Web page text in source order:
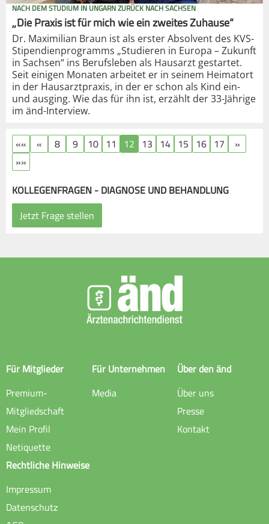
NACH DEM STUDIUM IN UNGARN ZURÜCK NACH SACHSEN
„Die Praxis ist für mich wie ein zweites Zuhause“
Dr. Maximilian Braun ist als erster Absolvent des KVS-
Stipendienprogramms „Studieren in Europa – Zukunft
in Sachsen“ ins Berufsleben als Hausarzt gestartet.
Seit einigen Monaten arbeitet er in seinem Heimatort
in der Hausarztpraxis, in der er schon als Kind ein-
und ausging. Wie das für ihn ist, erzählt der 33-Jährige
im änd-Interview.
«« « 8 9 10 11 12 13 14 15 16 17
»
»»
KOLLEGENFRAGEN - DIAGNOSE UND BEHANDLUNG
Für Mitglieder
Premium-
Mitgliedschaft
Mein Profil
Netiquette
Für Unternehmen
Media
Über den änd
Über uns
Presse
Kontakt
Rechtliche Hinweise
Impressum
Datenschutz